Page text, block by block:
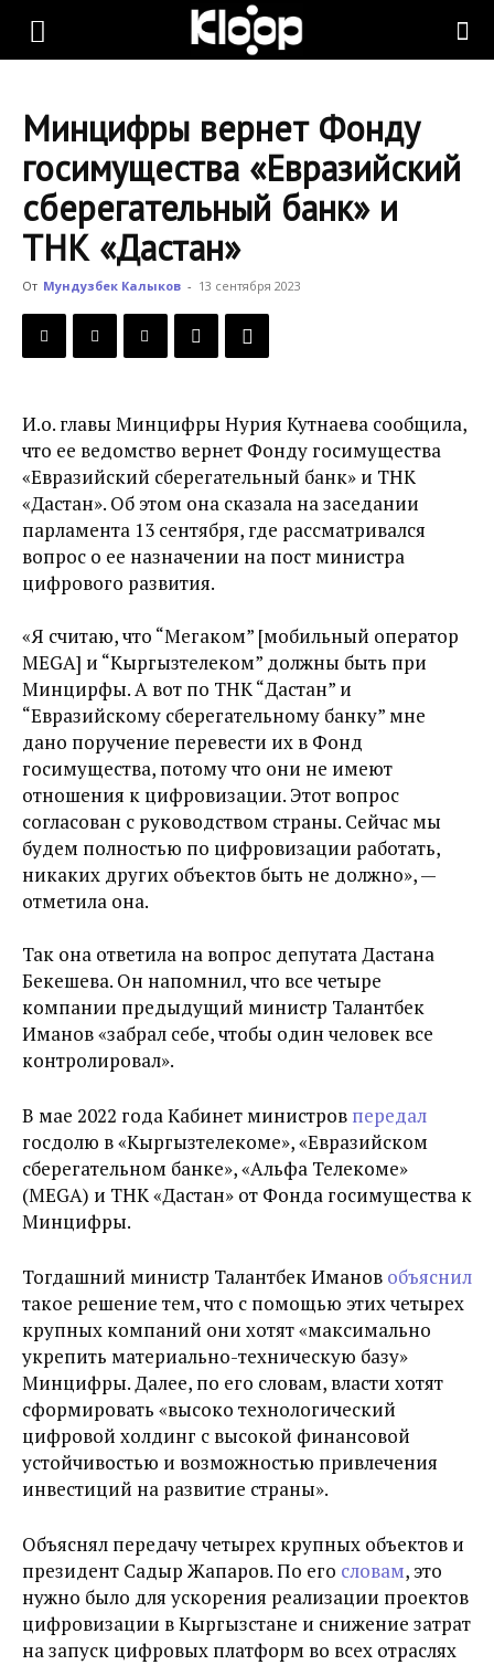
KLOOP.KG
Новости
Кыргызстана
Минцифры вернет Фонду
госимущества «Евразийский
сберегательный банк» и
ТНК «Дастан»
От Мундузбек Калыков - 13 сентября 2023
И.о. главы Минцифры Нурия Кутнаева сообщила,
что ее ведомство вернет Фонду госимущества
«Евразийский сберегательный банк» и ТНК
«Дастан». Об этом она сказала на заседании
парламента 13 сентября, где рассматривался
вопрос о ее назначении на пост министра
цифрового развития.
«Я считаю, что “Мегаком” [мобильный оператор
MEGA] и “Кыргызтелеком” должны быть при
Минцирфы. А вот по ТНК “Дастан” и
“Евразийскому сберегательному банку” мне
дано поручение перевести их в Фонд
госимущества, потому что они не имеют
отношения к цифровизации. Этот вопрос
согласован с руководством страны. Сейчас мы
будем полностью по цифровизации работать,
никаких других объектов быть не должно», —
отметила она.
Так она ответила на вопрос депутата Дастана
Бекешева. Он напомнил, что все четыре
компании предыдущий министр Талантбек
Иманов «забрал себе, чтобы один человек все
контролировал».
В мае 2022 года Кабинет министров передал
госдолю в «Кыргызтелекоме», «Евразийском
сберегательном банке», «Альфа Телекоме»
(MEGA) и ТНК «Дастан» от Фонда госимущества к
Минцифры.
Тогдашний министр Талантбек Иманов объяснил
такое решение тем, что с помощью этих четырех
крупных компаний они хотят «максимально
укрепить материально-техническую базу»
Минцифры. Далее, по его словам, власти хотят
сформировать «высоко технологический
цифровой холдинг с высокой финансовой
устойчивостью и возможностью привлечения
инвестиций на развитие страны».
Объяснял передачу четырех крупных объектов и
президент Садыр Жапаров. По его словам, это
нужно было для ускорения реализации проектов
цифровизации в Кыргызстане и снижение затрат
на запуск цифровых платформ во всех отраслях